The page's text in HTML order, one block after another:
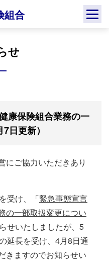
組合
せ
康保険組合業務の一
日更新）
にご協力いただきあり
受け、「緊急事態宣言
の一部取扱変更につい
せいたしましたが、5
延長を受け、4月8日通
きますのでお知らせい